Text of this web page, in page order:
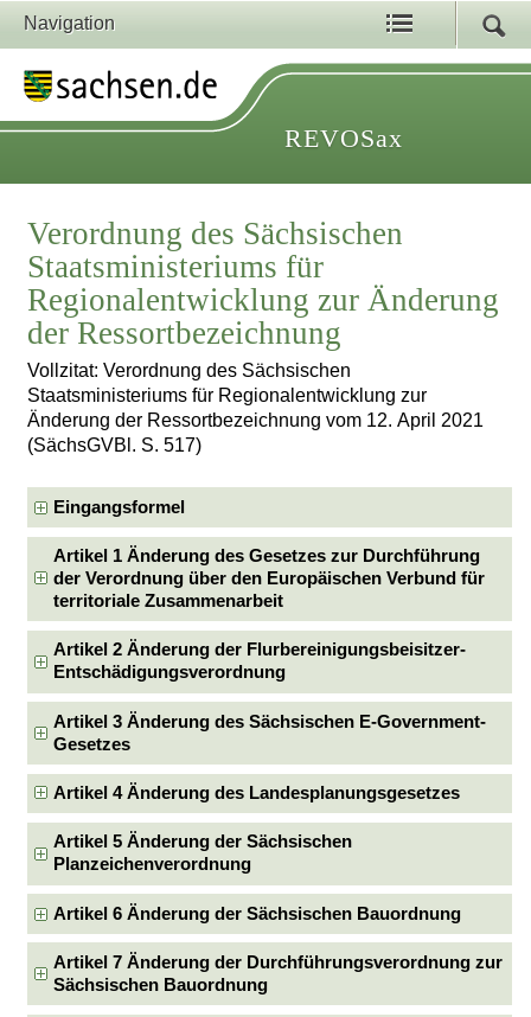
Navigation
REVOSax
Verordnung des Sächsischen
Staatsministeriums für
Regionalentwicklung zur Änderung
der Ressortbezeichnung
Vollzitat: Verordnung des Sächsischen
Staatsministeriums für Regionalentwicklung zur
Änderung der Ressortbezeichnung vom 12. April 2021
(SächsGVBl. S. 517)
Eingangsformel
Artikel 1 Änderung des Gesetzes zur Durchführung
der Verordnung über den Europäischen Verbund für
territoriale Zusammenarbeit
Artikel 2 Änderung der Flurbereinigungsbeisitzer-
Entschädigungsverordnung
Artikel 3 Änderung des Sächsischen E-Government-
Gesetzes
Artikel 4 Änderung des Landesplanungsgesetzes
Artikel 5 Änderung der Sächsischen
Planzeichenverordnung
Artikel 6 Änderung der Sächsischen Bauordnung
Artikel 7 Änderung der Durchführungsverordnung zur
Sächsischen Bauordnung